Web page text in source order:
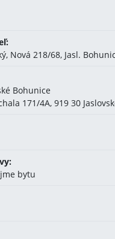
Nová 218/68, Jasl.
Bohunice
171/4A, 919 30
bytu